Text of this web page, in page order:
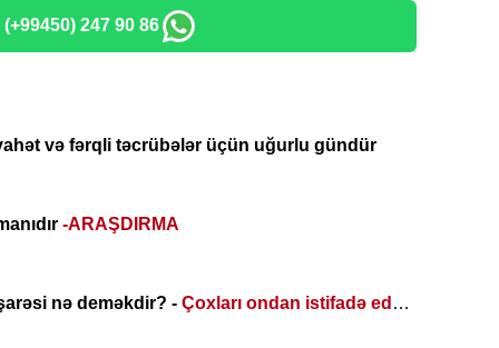
(+99450) 247 90 86
və fərqli təcrübələr üçün uğurlu gündür
-ARAŞDIRMA
nə deməkdir? - Çoxları ondan istifadə edə